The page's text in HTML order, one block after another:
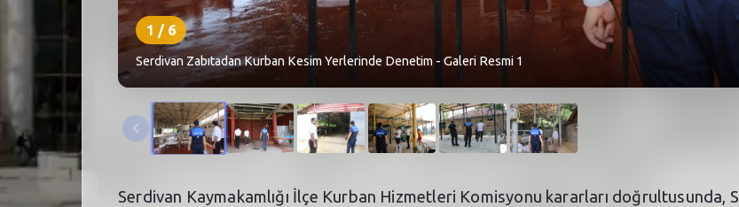
1 / 6
Serdivan Zabıtadan Kurban Kesim Yerlerinde Denetim - Galeri Resmi 1
Serdivan Kaymakamlığı İlçe Kurban Hizmetleri Komisyonu kararları doğrultusunda,